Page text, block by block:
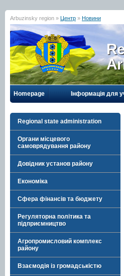
Arbuzinsky region » Центр » Новини
Homepage Інформація для
Regional state administration
Органи місцевого
самоврядування району
Довідник установ району
Економіка
Сфера фінансів та бюджету
Регуляторна політика та
підприємництво
Агропромисловий комплекс
району
Взаємодія із громадськістю